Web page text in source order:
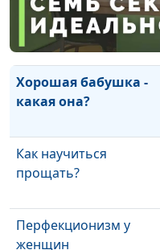
Теща и свекровь: как
стать любимой?
Хорошая бабушка -
какая она?
Как научиться
прощать?
Перфекционизм у
женщин